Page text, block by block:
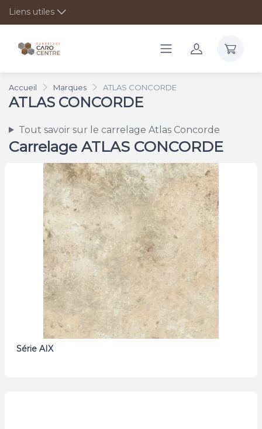
Liens utiles
Accueil Marques ATLAS CONCORDE
ATLAS CONCORDE
Tout savoir sur le carrelage Atlas Concorde
Carrelage ATLAS CONCORDE
Série AIX